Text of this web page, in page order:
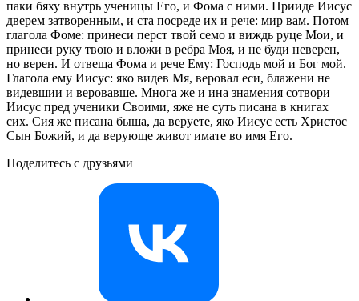
паки бяху внутрь ученицы Его, и Фома с ними. Прииде Иисус
дверем затворенным, и ста посреде их и рече: мир вам. Потом
глагола Фоме: принеси перст твой семо и виждь руце Мои, и
принеси руку твою и вложи в ребра Моя, и не буди неверен,
но верен. И отвеща Фома и рече Ему: Господь мой и Бог мой.
Глагола ему Иисус: яко видев Мя, веровал еси, блажени не
видевшии и веровавше. Многа же и ина знамения сотвори
Иисус пред ученики Своими, яже не суть писана в книгах
сих. Сия же писана быша, да веруете, яко Иисус есть Христос
Сын Божий, и да верующе живот имате во имя Его.
Поделитесь с друзьями